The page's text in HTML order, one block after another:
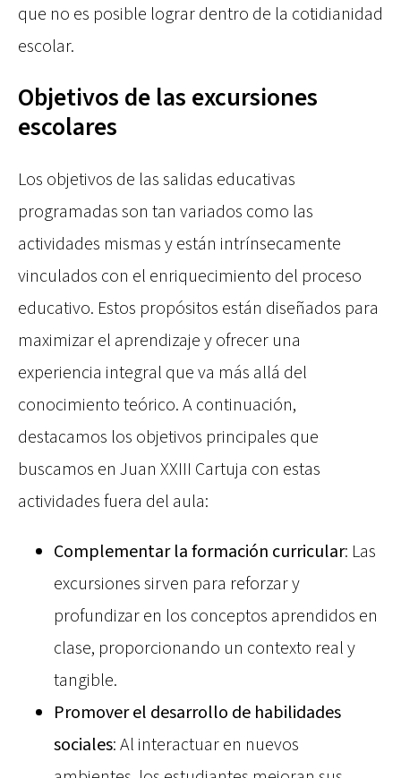
que no es posible lograr dentro de la cotidianidad
escolar.
Objetivos de las excursiones
escolares
Los objetivos de las salidas educativas
programadas son tan variados como las
actividades mismas y están intrínsecamente
vinculados con el enriquecimiento del proceso
educativo. Estos propósitos están diseñados para
maximizar el aprendizaje y ofrecer una
experiencia integral que va más allá del
conocimiento teórico. A continuación,
destacamos los objetivos principales que
buscamos en Juan XXIII Cartuja con estas
actividades fuera del aula:
Complementar la formación curricular: Las
excursiones sirven para reforzar y
profundizar en los conceptos aprendidos en
clase, proporcionando un contexto real y
tangible.
Promover el desarrollo de habilidades
sociales: Al interactuar en nuevos